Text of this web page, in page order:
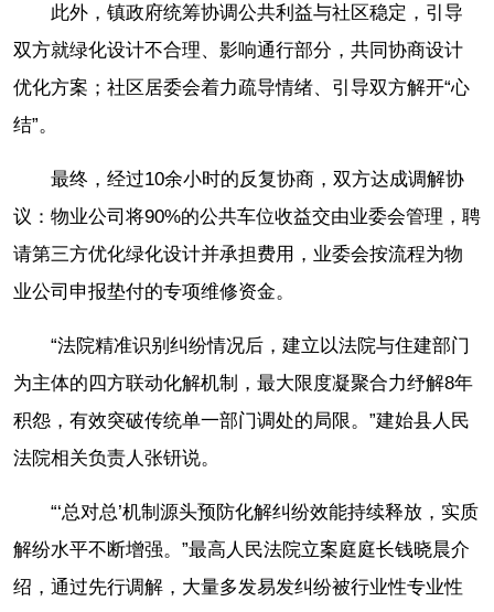
此外，镇政府统筹协调公共利益与社区稳定，引导
双方就绿化设计不合理、影响通行部分，共同协商设计
优化方案；社区居委会着力疏导情绪、引导双方解开“心
结”。
最终，经过10余小时的反复协商，双方达成调解协
议：物业公司将90%的公共车位收益交由业委会管理，聘
请第三方优化绿化设计并承担费用，业委会按流程为物
业公司申报垫付的专项维修资金。
“法院精准识别纠纷情况后，建立以法院与住建部门
为主体的四方联动化解机制，最大限度凝聚合力纾解8年
积怨，有效突破传统单一部门调处的局限。”建始县人民
法院相关负责人张钘说。
“‘总对总’机制源头预防化解纠纷效能持续释放，实质
解纷水平不断增强。”最高人民法院立案庭庭长钱晓晨介
绍，通过先行调解，大量多发易发纠纷被行业性专业性